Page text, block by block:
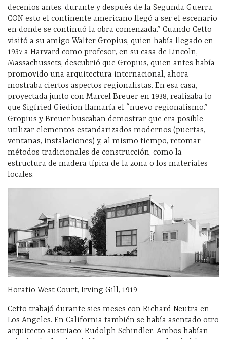
decenios antes, durante y después de la Segunda Guerra.
CON esto el continente americano llegó a ser el escenario
en donde se continuó la obra comenzada.” Cuando Cetto
visitó a su amigo Walter Gropius, quien había llegado en
1937 a Harvard como profesor, en su casa de Lincoln,
Massachussets, descubrió que Gropius, quien antes había
promovido una arquitectura internacional, ahora
mostraba ciertos aspectos regionalistas. En esa casa,
proyectada junto con Marcel Breuer en 1938, realizaba lo
que Sigfried Giedion llamaría el “nuevo regionalismo.”
Gropius y Breuer buscaban demostrar que era posible
utilizar elementos estandarizados modernos (puertas,
ventanas, instalaciones) y, al mismo tiempo, retomar
métodos tradicionales de construcción, como la
estructura de madera típica de la zona o los materiales
locales.
Horatio West Court, Irving Gill, 1919
Cetto trabajó durante sies meses con Richard Neutra en
Los Angeles. En California también se había asentado otro
arquitecto austriaco: Rudolph Schindler. Ambos habían